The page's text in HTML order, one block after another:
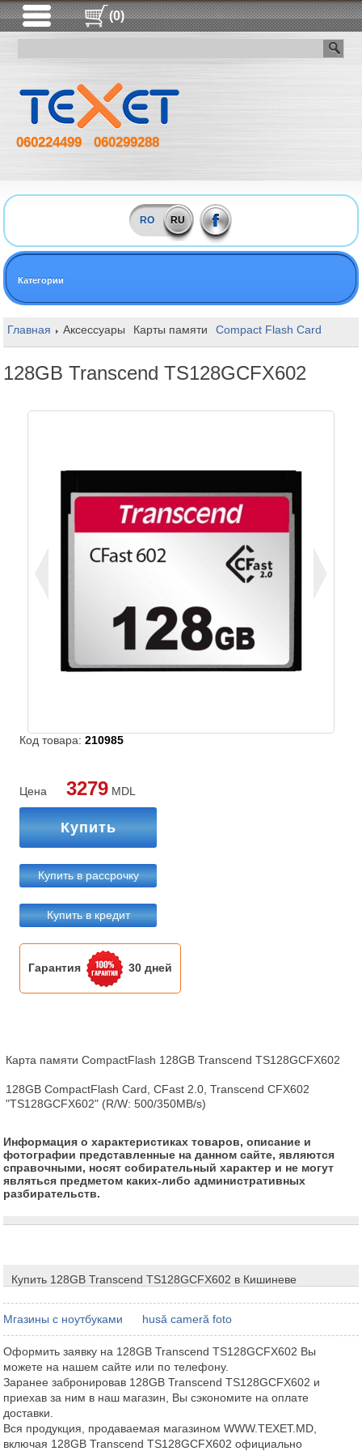
(0)
060224499 060299288
RO RU
Категории
Главная Аксессуары Карты памяти Compact Flash Card
128GB Transcend TS128GCFX602
Код товара:210985
Цена 3279 MDL
Купить
Купить в рассрочку
Купить в кредит
Гарантия 30 дней
Карта памяти CompactFlash 128GB Transcend TS128GCFX602
128GB CompactFlash Card, CFast 2.0, Transcend CFX602
"TS128GCFX602" (R/W: 500/350MB/s)
Информация о характеристиках товаров, описание и
фотографии представленные на данном сайте, являются
справочными, носят собирательный характер и не могут
являться предметом каких-либо административных
разбирательств.
Купить 128GB Transcend TS128GCFX602 в Кишиневе
Мгазины с ноутбуками husă cameră foto
Оформить заявку на 128GB Transcend TS128GCFX602 Вы
можете на нашем сайте или по телефону.
Заранее забронировав 128GB Transcend TS128GCFX602 и
приехав за ним в наш магазин, Вы сэкономите на оплате
доставки.
Вся продукция, продаваемая магазином WWW.TEXET.MD,
включая 128GB Transcend TS128GCFX602 официально